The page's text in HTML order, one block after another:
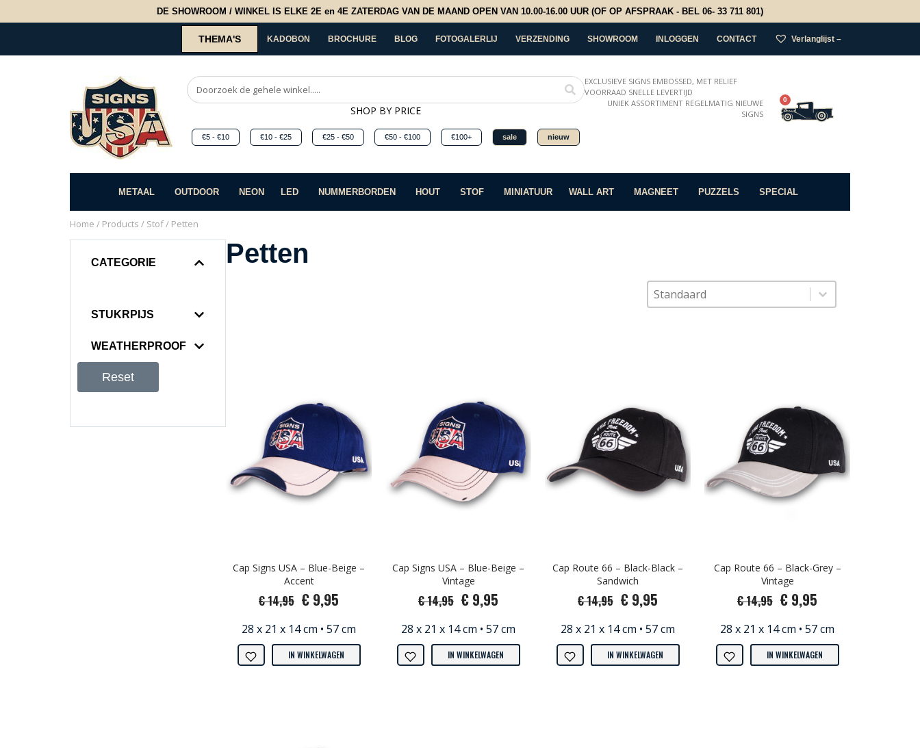
DE SHOWROOM / WINKEL IS ELKE 2E en 4E ZATERDAG VAN DE MAAND OPEN VAN 10.00-16.00 UUR (OF OP AFSPRAAK - BEL 06- 33 711 801)
THEMA'S KADOBON BROCHURE BLOG FOTOGALERLIJ VERZENDING SHOWROOM INLOGGEN CONTACT Verlanglijst –
SHOP BY PRICE
€5 - €10 €10 - €25 €25 - €50 €50 - €100 €100+ sale nieuw
EXCLUSIEVE SIGNS EMBOSSED, MET RELIEF
VOORRAAD SNELLE LEVERTIJD
UNIEK ASSORTIMENT REGELMATIG NIEUWE
SIGNS
0
METAAL OUTDOOR NEON LED NUMMERBORDEN HOUT STOF MINIATUUR WALL ART MAGNEET PUZZELS SPECIAL
Home / Products / Stof/ Petten
CATEGORIE
STUKRPIJS
WEATHERPROOF
Reset
Petten
Sorteer op
Sort content
Sort content
Cap Signs USA – Blue-Beige –
Accent
€ 14,95 € 9,95
28 x 21 x 14 cm • 57 cm
IN WINKELWAGEN
Cap Signs USA – Blue-Beige –
Vintage
€ 14,95 € 9,95
28 x 21 x 14 cm • 57 cm
IN WINKELWAGEN
Cap Route 66 – Black-Black –
Sandwich
€ 14,95 € 9,95
28 x 21 x 14 cm • 57 cm
IN WINKELWAGEN
Cap Route 66 – Black-Grey –
Vintage
€ 14,95 € 9,95
28 x 21 x 14 cm • 57 cm
IN WINKELWAGEN